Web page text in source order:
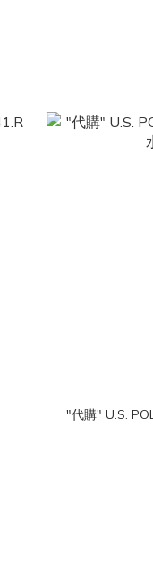
"代購" U.S.